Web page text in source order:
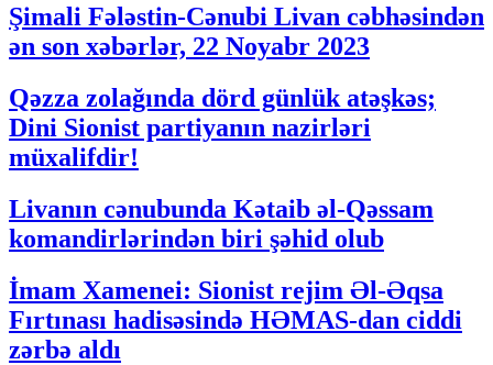
Şimali Fələstin-Cənubi Livan cəbhəsindən
ən son xəbərlər, 22 Noyabr 2023
Qəzza zolağında dörd günlük atəşkəs;
Dini Sionist partiyanın nazirləri
müxalifdir!
Livanın cənubunda Kətaib əl-Qəssam
komandirlərindən biri şəhid olub
İmam Xamenei: Sionist rejim Əl-Əqsa
Fırtınası hadisəsində HƏMAS-dan ciddi
zərbə aldı